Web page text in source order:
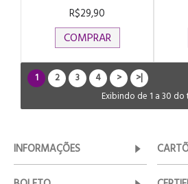
R$29,90
COMPRAR
1 2 3 4 >
>|
Exibindo de 1 a 30
INFORMAÇÕES